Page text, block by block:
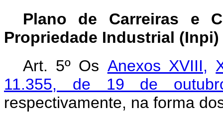
Plano de Carreiras e
Propriedade Industrial (Inpi)
Art. 5º Os Anexos XVIII,
11.355, de 19 de
respectivamente, na forma